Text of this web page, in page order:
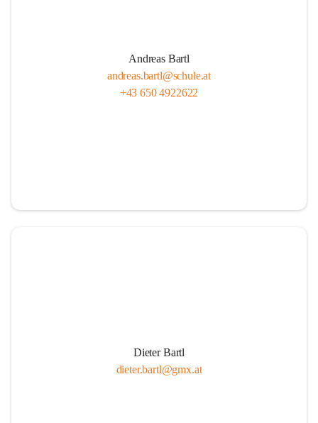
Andreas Bartl
andreas.bartl@schule.at
+43 650 4922622
Dieter Bartl
dieter.bartl@gmx.at